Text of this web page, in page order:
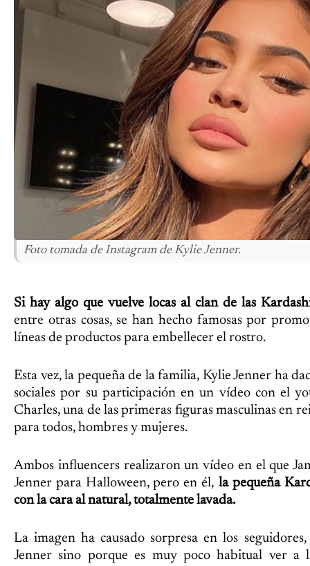
Foto tomada de Instagram de Kylie Jenner.
Si hay algo que vuelve locas al clan de las
entre otras cosas, se han hecho famosas por
líneas de productos para embellecer el rostro.
Esta vez, la pequeña de la familia, Kylie Jenner ha
sociales por su participación en un vídeo con el
Charles, una de las primeras figuras masculinas en
para todos, hombres y mujeres.
Ambos influencers realizaron un vídeo en el que
Jenner para Halloween, pero en él, la pequeña
con la cara al natural, totalmente lavada.
La imagen ha causado sorpresa en los
Jenner sino porque es muy poco habitual ver a